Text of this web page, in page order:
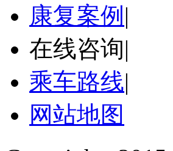
康复案例 |
在线咨询|
乘车路线|
网站地图